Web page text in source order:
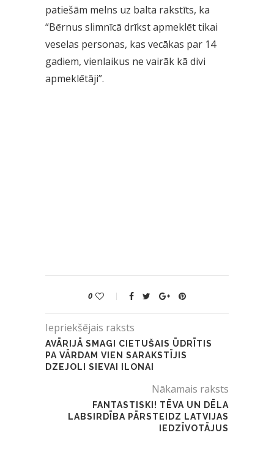
patiešām melns uz balta rakstīts, ka
“Bērnus slimnīcā drīkst apmeklēt tikai
veselas personas, kas vecākas par 14
gadiem, vienlaikus ne vairāk kā divi
apmeklētāji”.
0
Iepriekšējais raksts
AVĀRIJĀ SMAGI CIETUŠAIS ŪDRĪTIS
PA VĀRDAM VIEN SARAKSTĪJIS
DZEJOLI SIEVAI ILONAI
Nākamais raksts
FANTASTISKI! TĒVA UN DĒLA
LABSIRDĪBA PĀRSTEIDZ LATVIJAS
IEDZĪVOTĀJUS